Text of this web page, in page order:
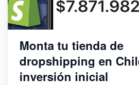
Monta tu tienda de
dropshipping en
inversión inicial